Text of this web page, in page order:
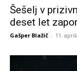
Šešelj v
deset let
Gašper Blažič - 11.